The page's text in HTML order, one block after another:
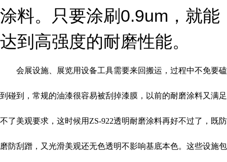
涂料。只要涂刷 0.9um ，就能
达到高强度的耐磨性能。
会展设施、展览用设备工具需要来回搬运，过程中不免要磕
到碰到，常规的油漆很容易被刮掉漆膜，以前的耐磨涂料又满足
不了美观要求，这时候用ZS-922透明耐磨涂料再好不过了，既防
磨防刮蹭，又光滑美观还无色透明不影响基底本色。这些设施包